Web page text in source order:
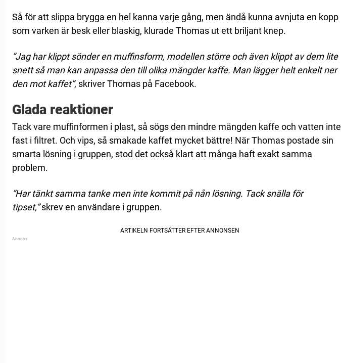
Så för att slippa brygga en hel kanna varje gång, men ändå kunna avnjuta en kopp
som varken är besk eller blaskig, klurade Thomas ut ett briljant knep.
”Jag har klippt sönder en muffinsform, modellen större och även klippt av dem lite
snett så man kan anpassa den till olika mängder kaffe. Man lägger helt enkelt ner
den mot kaffet”, skriver Thomas på Facebook.
Glada reaktioner
Tack vare muffinformen i plast, så sögs den mindre mängden kaffe och vatten inte
fast i filtret. Och vips, så smakade kaffet mycket bättre! När Thomas postade sin
smarta lösning i gruppen, stod det också klart att många haft exakt samma
problem.
”Har tänkt samma tanke men inte kommit på nån lösning. Tack snälla för
tipset,”skrev en användare i gruppen.